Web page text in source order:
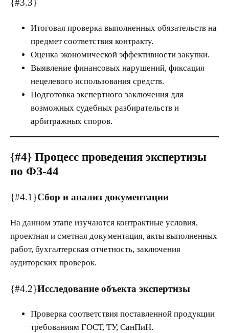
{#3.3}
Итоговая проверка выполненных обязательств на
предмет соответствия контракту.
Оценка экономической эффективности закупки.
Выявление финансовых нарушений, фиксация
нецелевого использования средств.
Подготовка экспертного заключения для
возможных судебных разбирательств и
арбитражных споров.
{#4} Процесс проведения экспертизы
по ФЗ-44
{#4.1}Сбор и анализ документации
На данном этапе изучаются контрактные условия,
проектная и сметная документация, акты выполненных
работ, бухгалтерская отчетность, заключения
аудиторских проверок.
{#4.2}Исследование объекта экспертизы
Проверка соответствия поставленной продукции
требованиям ГОСТ, ТУ, СанПиН.